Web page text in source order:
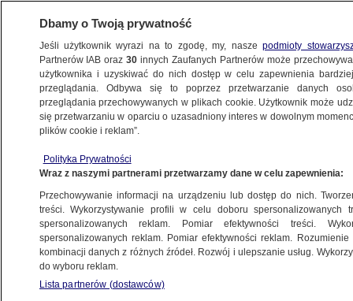
KONKRET24
ŚWIAT
razem to nie cuda
Gabriela Sieczkowska
23.12.2025, 12:37
Udostępnij
Dbamy o Twoją prywatność
Jeśli użytkownik wyrazi na to zgodę, my, naszepodmioty
Partnerów IAB oraz30 innych Zaufanych Partnerów może
użytkownika i uzyskiwać do nich dostęp w celu zapewnienia
przeglądania. Odbywa się to poprzez przetwarzanie danych
przeglądania przechowywanych w plikach cookie. Użytkownik może
się przetwarzaniu w oparciu o uzasadniony interes w dowolnym
plików cookie i reklam”.
Polityka Prywatności
Wraz z naszymi partnerami przetwarzamy dane w celu zapewnienia:
Przechowywanie informacji na urządzeniu lub dostęp do nich.
treści. Wykorzystywanie profili w celu doboru spersonalizowanych
spersonalizowanych reklam. Pomiar efektywności treści.
spersonalizowanych reklam. Pomiar efektywności reklam.
kombinacji danych z różnych źródeł. Rozwój i ulepszanie usług.
do wyboru reklam.
Lista partnerów (dostawców)